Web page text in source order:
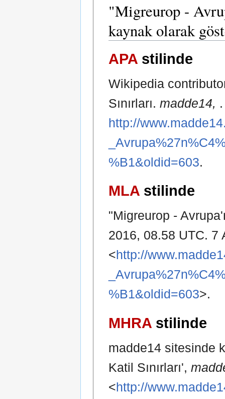
"Migreurop -
kaynak olarak
APA stilinde
Wikipedia
Sınırları.madde14,
http://
%B1&oldid=603.
MLA stilinde
"Migreurop -
2016, 08.58 UTC. 7
<http://
%B1&oldid=603>.
MHRA stilinde
madde14 sitesinde
Katil Sınırları',
<http://